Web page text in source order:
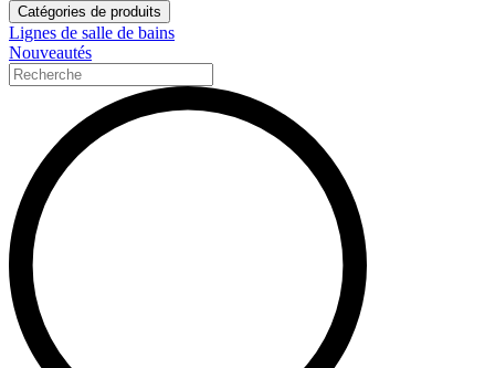
Catégories de produits
Lignes de salle de bains
Nouveautés